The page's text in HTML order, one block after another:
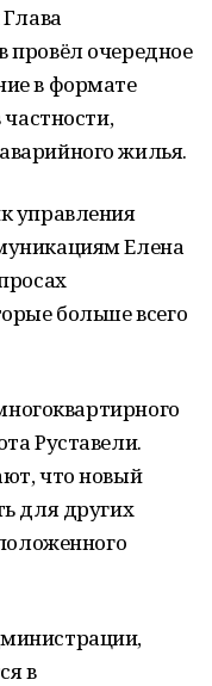
провёл очередное
в формате
жилья.
управления
Елена
больше всего
Руставели.
что новый
для других
в